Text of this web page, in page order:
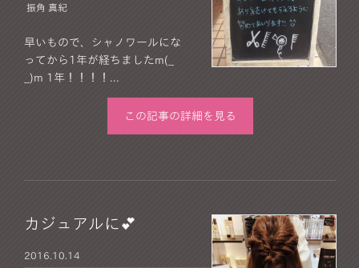
振角 真紀
早いもので、シャノワールにな
ってから1年が経ちましたm(_
_)m 1年！！！！...
この記事の詳細を見る
カジュアルに💕
2016. 10.14